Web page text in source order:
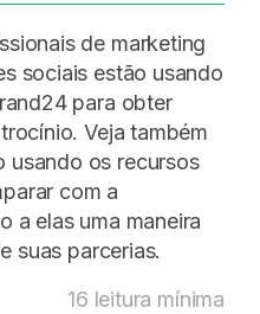
de marketing
sociais estão usando
para obter
Veja também
usando os recursos
com a
a elas uma maneira
suas parcerias.
16 leitura mínima